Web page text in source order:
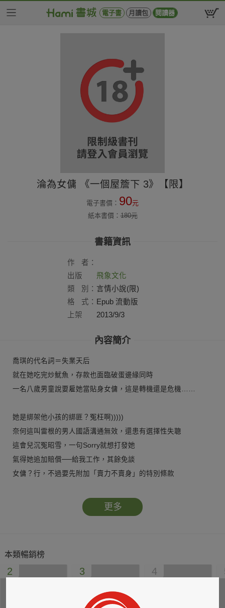
電子書 月讀包 閱讀器
淪為女傭 《一個屋簷下 3》【限】
電子書價： 90元
紙本書價：180元
書籍資訊
作
者：
出版
社：
飛象文化
類
別： 言情小說(限)
格
式： Epub 流動版
上架
2013/9/3
內容簡介
喬琪的代名詞＝失業天后
就在她吃完炒魷魚，存款也面臨破蛋邊緣同時
一名八歲男童說要雇她當貼身女傭，這是轉機還是危機……
她是綁架他小孩的綁匪？冤枉啊)))))
奈何這叫雷根的男人國語溝通無效，還患有選擇性失聰
這會兒沉冤昭雪，一句Sorry就想打發她
氣得她追加賠償──給我工作，其餘免談
女傭？行，不過要先附加「賣力不賣身」的特別條款
讓他家淪為災難片現場、把他的庭院變為不毛之地……
怎知，事情發展出人意料――
他竟然不小心感染了吃醋的戀愛初期症狀……
更多
本類暢銷榜
2 3 4